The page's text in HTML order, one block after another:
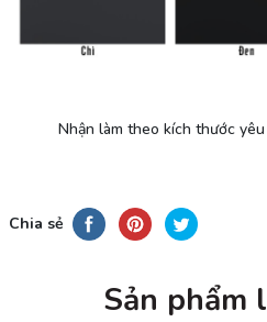
Nhận làm theo kích thước
Chia sẻ
Sản phẩm